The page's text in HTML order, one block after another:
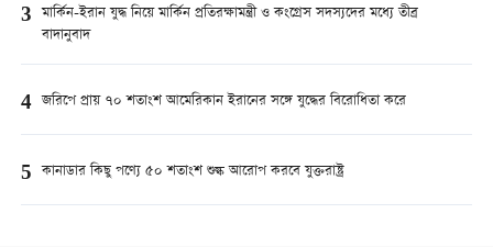
3 মার্কিন-ইরান যুদ্ধ নিয়ে মার্কিন প্রতিরক্ষামন্ত্রী ও কংগ্রেস সদস্যদের মধ্যে তীব্র
বাদানুবাদ
4 জরিপে প্রায় ৭০ শতাংশ আমেরিকান ইরানের সঙ্গে যুদ্ধের বিরোধিতা করে
5 কানাডার কিছু পণ্যে ৫০ শতাংশ শুল্ক আরোপ করবে যুক্তরাষ্ট্র